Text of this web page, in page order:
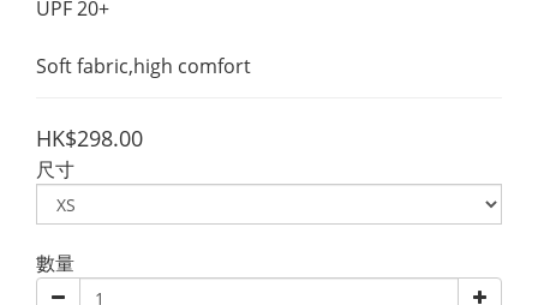
UPF 20+
Soft fabric,high comfort
HK$298.00
尺寸
數量